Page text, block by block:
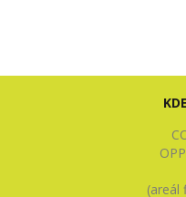
(areál